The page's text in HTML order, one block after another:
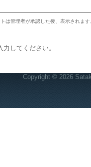
は管理者が承認した後、表示されます
してください。
Copyright © 2026